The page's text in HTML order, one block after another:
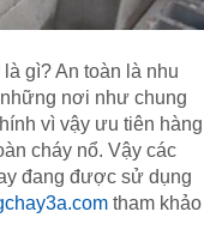
gì? An toàn là nhu
nơi như chung
vì vậy ưu tiên hàng
cháy nổ. Vậy các
đang được sử dụng
tham khảo